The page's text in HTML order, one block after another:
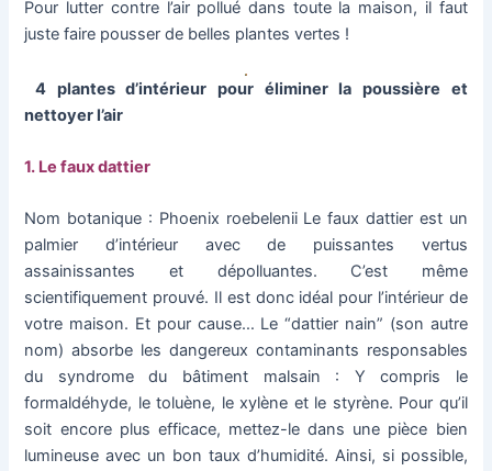
Pour lutter contre l’air pollué dans toute la maison, il faut
juste faire pousser de belles plantes vertes !
4 plantes d’intérieur pour éliminer la poussière et
nettoyer l’air
1. Le faux dattier
Nom botanique : Phoenix roebelenii Le faux dattier est un
palmier d’intérieur avec de puissantes vertus
assainissantes et dépolluantes. C’est même
scientifiquement prouvé. Il est donc idéal pour l’intérieur de
votre maison. Et pour cause… Le “dattier nain” (son autre
nom) absorbe les dangereux contaminants responsables
du syndrome du bâtiment malsain : Y compris le
formaldéhyde, le toluène, le xylène et le styrène. Pour qu’il
soit encore plus efficace, mettez-le dans une pièce bien
lumineuse avec un bon taux d’humidité. Ainsi, si possible,